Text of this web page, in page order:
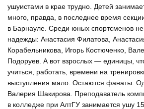
ушуистами в крае трудно. Детей
много, правда, в последнее время
в Барнауле. Среди юных спортсменов
надежды: Анастасия Филатова,
Корабельникова, Игорь Костюченко,
Подоруев. А вот взрослых — единицы,
учиться, работать, времени на
выступления мало. Остаются фанаты.
Валерия Шакирова. Преподаватель
в колледже при АлтГУ занимается ушу